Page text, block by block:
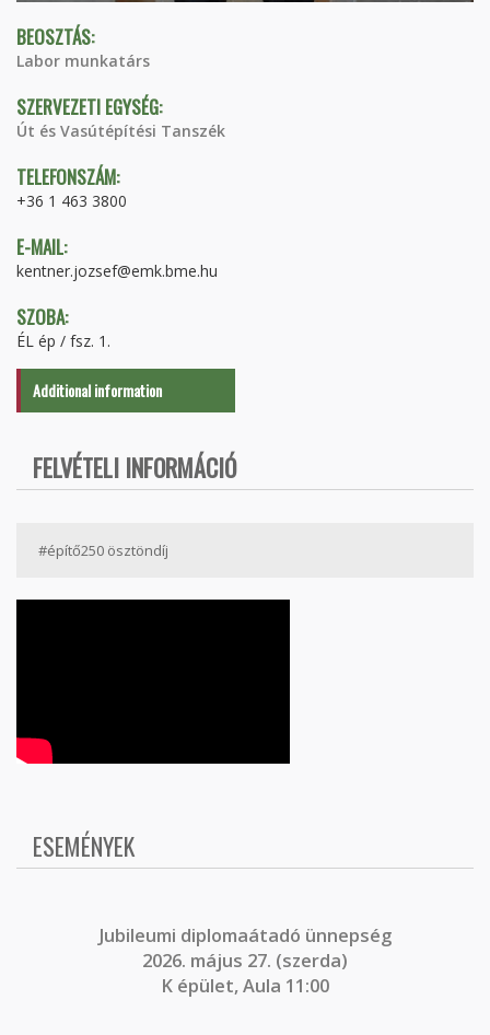
BEOSZTÁS:
Labor munkatárs
SZERVEZETI EGYSÉG:
Út és Vasútépítési Tanszék
TELEFONSZÁM:
+36 1 463 3800
E-MAIL:
kentner.jozsef@emk.bme.hu
SZOBA:
ÉL ép / fsz. 1.
Additional information
FELVÉTELI INFORMÁCIÓ
#építő250 ösztöndíj
ESEMÉNYEK
Jubileumi diplomaátadó ünnepség
2026. május 27. (szerda)
K épület, Aula 11:00